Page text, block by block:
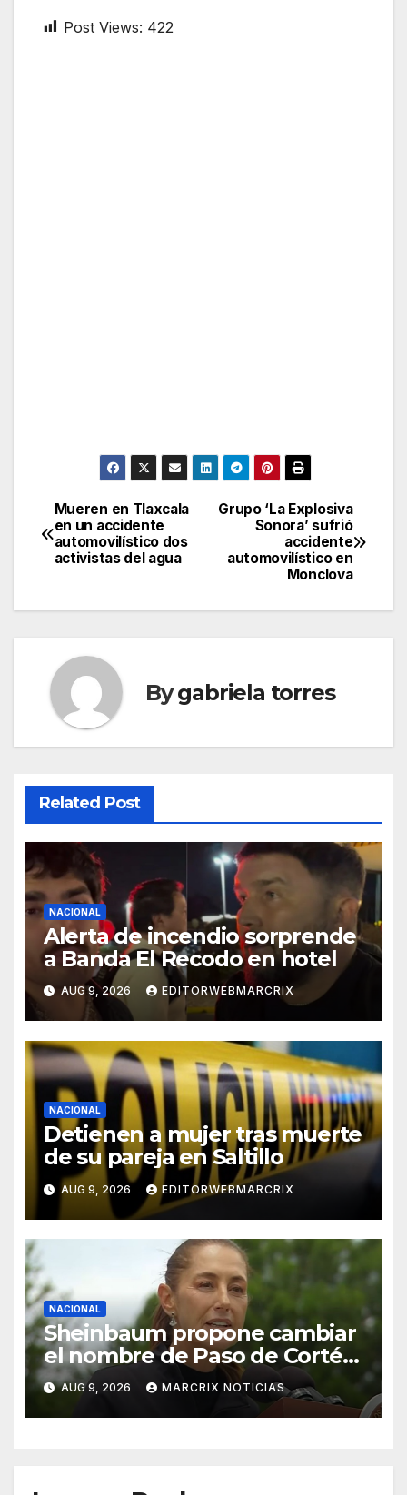
Post Views: 422
Post
navigation
Grupo ‘La Explosiva
Sonora’ sufrió
accidente
automovilístico en
Monclova
Mueren en Tlaxcala
en un accidente
automovilístico dos
activistas del agua
Bygabriela torres
Related Post
NACIONAL
Alerta de incendio sorprende
a Banda El Recodo en hotel
AUG 9, 2026 EDITORWEBMARCRIX
NACIONAL
Detienen a mujer tras muerte
de su pareja en Saltillo
AUG 9, 2026 EDITORWEBMARCRIX
NACIONAL
Sheinbaum propone cambiar
el nombre de Paso de Cortés
por “Paso de los Pueblos
Indígenas”
AUG 9, 2026 MARCRIX NOTICIAS